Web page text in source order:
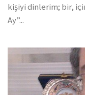
kişiyi dinlerim; bir,
Ay”...